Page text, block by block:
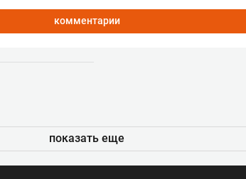
комментарии
показать еще